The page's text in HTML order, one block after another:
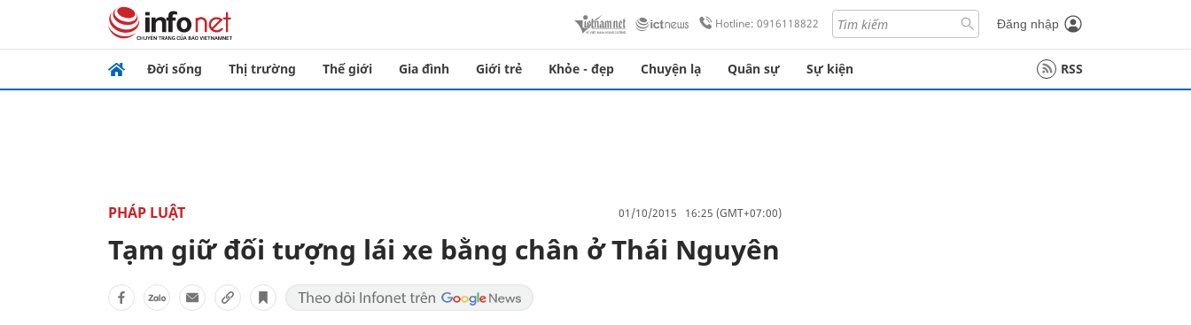
Hotline: 0916118822 Đăng nhập
Đời sống Thị trường Thế giới Gia đình Giới trẻ Khỏe - đẹp Chuyện lạ Quân sự Sự kiện RSS
PHÁP LUẬT 01/10/2015 16:25 (GMT+07:00)
Tạm giữ đối tượng lái xe bằng chân ở Thái Nguyên